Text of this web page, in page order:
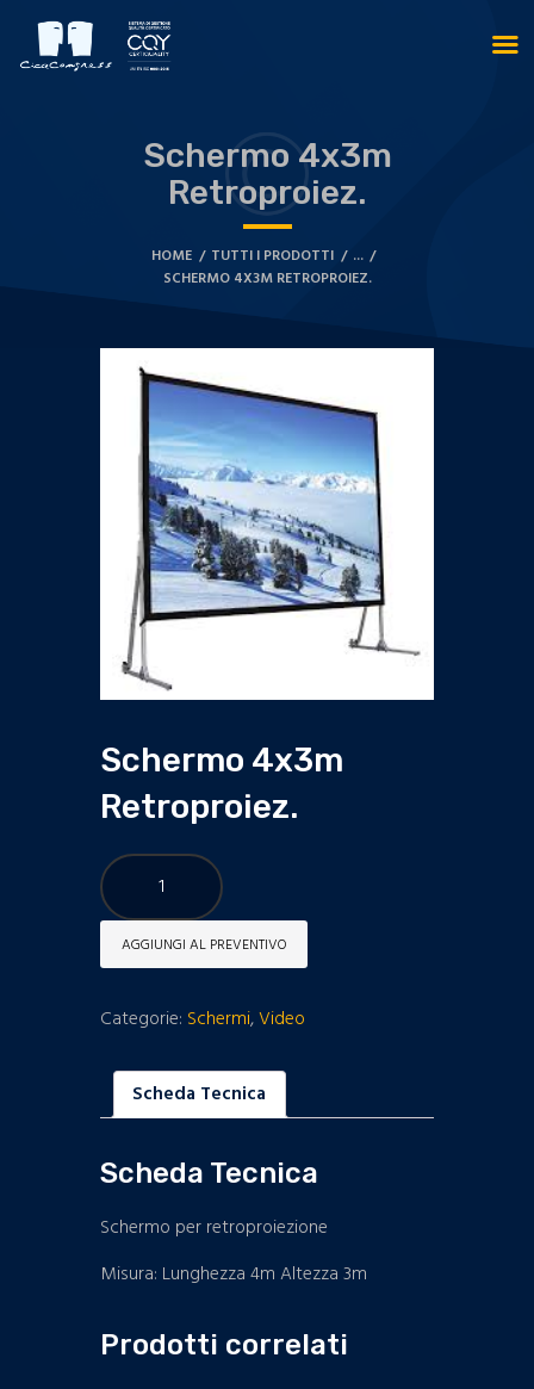
Schermo 4x3m
Retroproiez.
HOME TUTTI I PRODOTTI
...
SCHERMO 4X3M RETROPROIEZ.
Schermo 4x3m
Retroproiez.
Schermo
4x3m
Retroproiez.
quantità
AGGIUNGI AL PREVENTIVO
Categorie: Schermi,Video
Scheda Tecnica
Scheda Tecnica
Schermo per retroproiezione
Misura: Lunghezza 4m Altezza 3m
Prodotti correlati